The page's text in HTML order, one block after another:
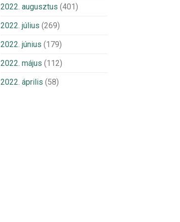
2022. augusztus (401)
2022. július (269)
2022. június (179)
2022. május (112)
2022. április (58)